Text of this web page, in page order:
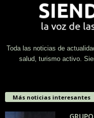
Toda las noticias de
salud, turismo activo.
Más noticias interesantes